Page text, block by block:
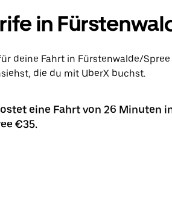
in
deine Fahrt in Fürstenwalde/
die du mit UberX buchst.
eine Fahrt von 26 Minuten
€35.